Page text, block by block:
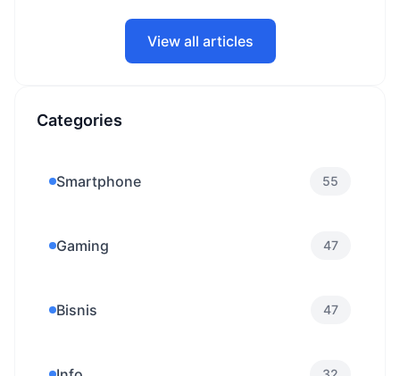
View all articles
Categories
Smartphone 55
Gaming 47
Bisnis 47